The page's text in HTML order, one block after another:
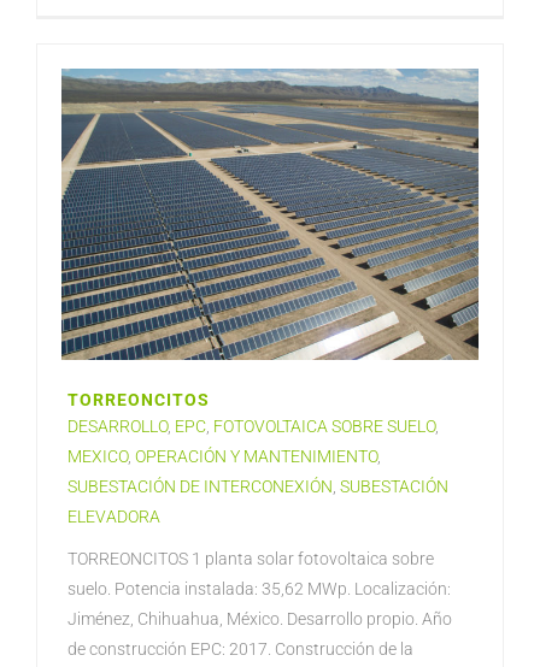
TORREONCITOS
DESARROLLO, EPC FOTOVOLTAICA SOBRE SUELO,
MEXICO, OPERACIÓN Y MANTENIMIENTO,
SUBESTACIÓN DE INTERCONEXIÓN SUBESTACIÓN
ELEVADORA
TORREONCITOS 1 planta solar fotovoltaica sobre
suelo. Potencia instalada: 35,62 MWp. Localización:
Jiménez, Chihuahua, México. Desarrollo propio. Año
de construcción EPC: 2017. Construcción de la